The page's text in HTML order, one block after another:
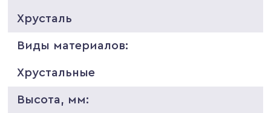
Хрусталь
Виды материалов:
Хрустальные
Высота, мм: